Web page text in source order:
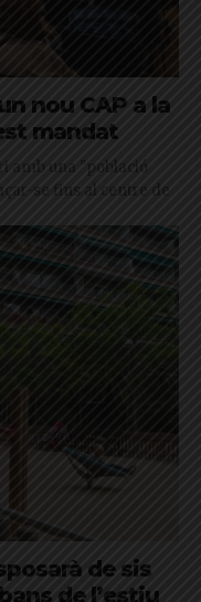
nou CAP a la
mandat
amb una "població
se fins al centre de
de sis
de l’estiu